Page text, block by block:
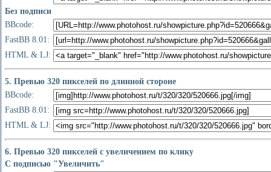
Без подписи
BBcode:
FastBB 8.01:
HTML & LJ:
5. Превью 320 пикселей по длинной стороне
BBcode:
FastBB 8.01:
HTML & LJ:
6. Превью 320 пикселей с увеличением по клику
С подписью "Увеличить"